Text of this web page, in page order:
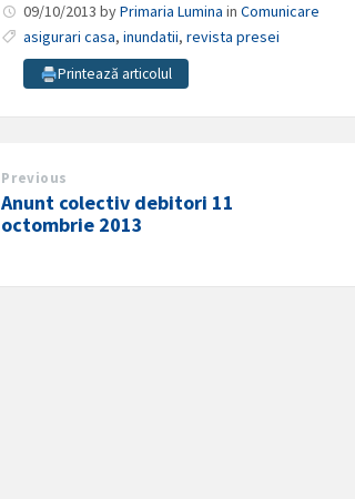
09/10/2013byPrimaria Lumina inComunicare
asigurari casa,inundatii,revista presei
Printează articolul
Previous
Anunt colectiv debitori 11
octombrie 2013